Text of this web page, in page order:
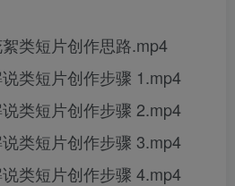
类短片创作思路.mp4
类短片创作步骤 1.mp4
类短片创作步骤 2.mp4
类短片创作步骤 3.mp4
类短片创作步骤 4.mp4